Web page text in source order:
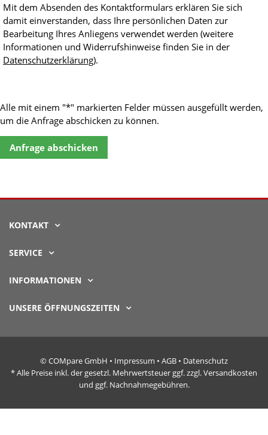
Mit dem Absenden des Kontaktformulars erklären Sie sich
damit einverstanden, dass Ihre persönlichen Daten zur
Bearbeitung Ihres Anliegens verwendet werden (weitere
Informationen und Widerrufshinweise finden Sie in der
Datenschutzerklärung).
Alle mit einem "*" markierten Felder müssen ausgefüllt werden,
um die Anfrage abschicken zu können.
Anfrage abschicken
KONTAKT
SERVICE
INFORMATIONEN
UNSERE ÖFFNUNGSZEITEN
© COMpare GmbH • Impressum • AGB • Datenschutz
* Alle Preise inkl. der gesetzl. Mehrwertsteuer ggf. zzgl. Versandkosten
und ggf. Nachnahmegebühren.